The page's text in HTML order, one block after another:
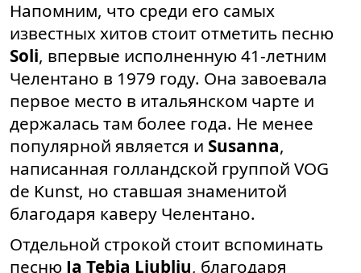
Напомним, что среди его самых
известных хитов стоит отметить песню
Soli, впервые исполненную 41-летним
Челентано в 1979 году. Она завоевала
первое место в итальянском чарте и
держалась там более года. Не менее
популярной является и Susanna,
написанная голландской группой VOG
de Kunst, но ставшая знаменитой
благодаря каверу Челентано.
Отдельной строкой стоит вспоминать
песню Ja Tebia Liubliu, благодаря